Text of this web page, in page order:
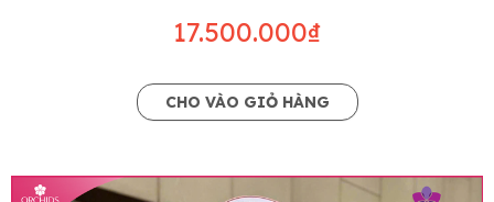
17.500.000₫
CHO VÀO GIỎ HÀNG